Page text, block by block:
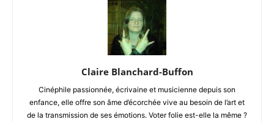
Claire Blanchard-Buffon
Cinéphile passionnée, écrivaine et musicienne depuis son
enfance, elle offre son âme d’écorchée vive au besoin de l’art et
de la transmission de ses émotions. Voter folie est-elle la même ?